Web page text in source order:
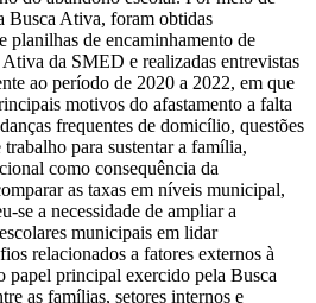
Busca Ativa, foram obtidas
planilhas de encaminhamento de
da SMED e realizadas entrevistas
ao período de 2020 a 2022, em que
motivos do afastamento a falta
frequentes de domicílio, questões
trabalho para sustentar a família,
como consequência da
as taxas em níveis municipal,
se a necessidade de ampliar a
municipais em lidar
relacionados a fatores externos à
papel principal exercido pela Busca
as famílias, setores internos e